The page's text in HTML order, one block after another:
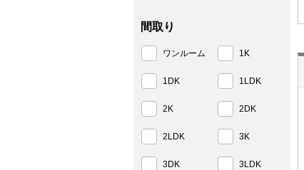
間取り
ワンルーム 1K
1DK 1LDK
2K 2DK
2LDK 3K
3DK 3LDK